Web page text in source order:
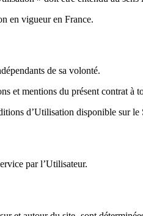
en vigueur en France.
de sa volonté.
et mentions du présent contrat à
d’Utilisation disponible sur le
par l’Utilisateur.